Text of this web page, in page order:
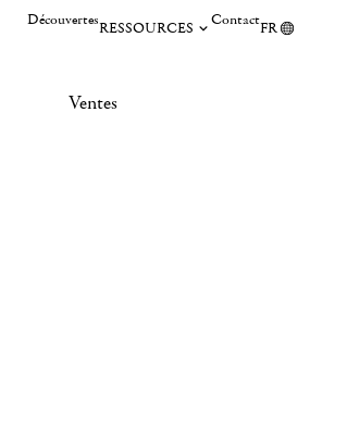
DécouvertesRESSOURCES ContactFR
Ventes